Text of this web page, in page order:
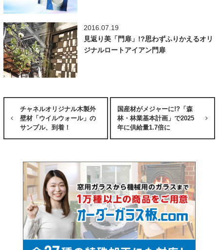
2016.07.19
見返り美「門扉」!?思わずふりかえるオリ
ジナルロートアイアン門扉
チャネルオリジナル木製外
壁材「ウイルウォール」の
サンプル、到着！
国産材がメジャーに!?「森
林・林業基本計画」で2025
年に供給量1.7倍に